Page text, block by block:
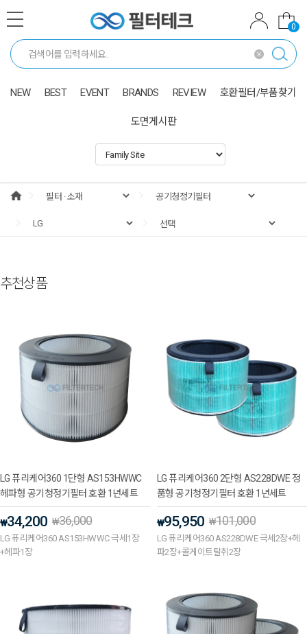
0
NEW BEST EVENT BRANDS REVIEW 호환필터/부품찾기
도면게시판
추천상품
LG 퓨리케어360 1단형 AS153HWWC
헤파형 공기청정기필터 호환 1년세트
₩34,200 ₩36,000
LG 퓨리케어360 AS153HWWC 극세1장
+헤파1장
LG 퓨리케어360 2단형 AS228DWE 정
품형 공기청정기필터 호환 1년세트
₩95,950 ₩101,000
LG 퓨리케어360 AS228DWE 극세2장+헤
파2장+콜게이트탈취2장